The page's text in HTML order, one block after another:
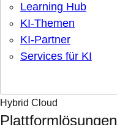
Learning Hub
KI-Themen
KI-Partner
Services für KI
Hybrid Cloud
Plattformlösungen